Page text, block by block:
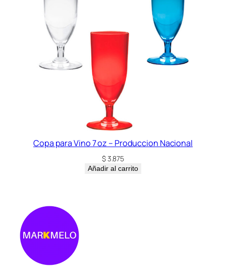
Copa para Vino 7 oz – Produccion Nacional
$3.875
Añadir al carrito